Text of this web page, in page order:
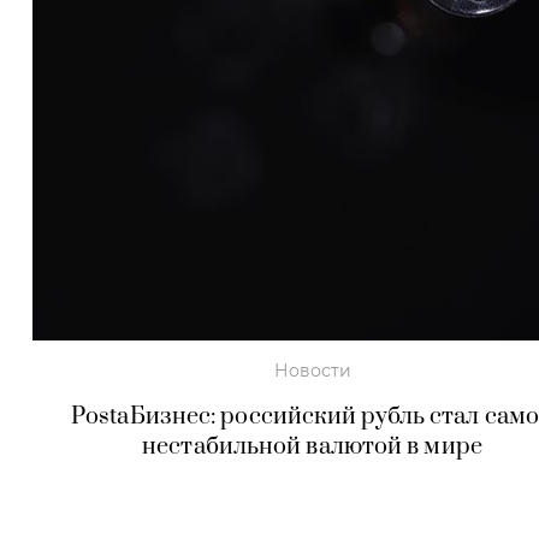
Новости
PostaБизнес: российский рубль стал
нестабильной валютой в мире